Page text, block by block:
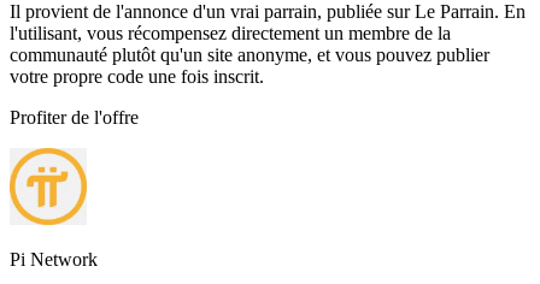
Il provient de l'annonce d'un vrai parrain, publiée sur Le Parrain. En
l'utilisant, vous récompensez directement un membre de la
communauté plutôt qu'un site anonyme, et vous pouvez publier
votre propre code une fois inscrit.
Profiter de l'offre
Pi Network